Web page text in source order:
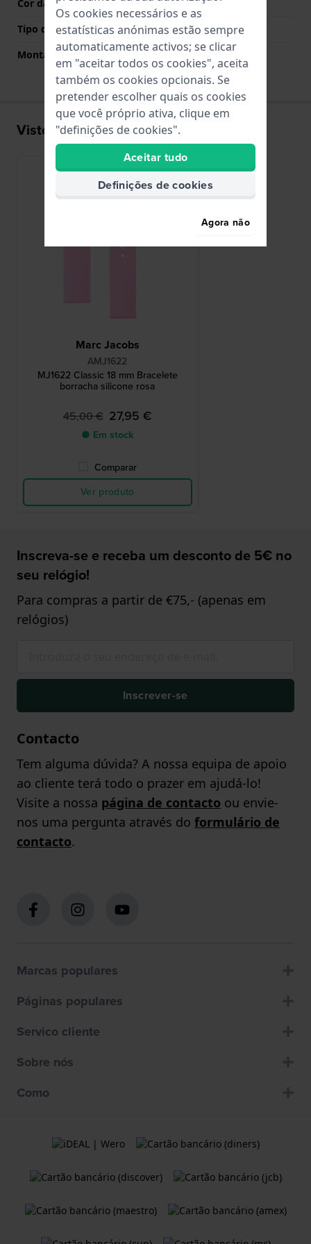
Cor da fivela
N/A
Tipo de montagem
Pinos de pressão
Montagem Reta
Sim
Visto recentemente
Marc Jacobs
AMJ1622
MJ1622 Classic 18 mm Bracelete
borracha silicone rosa
45,00 € 27,95 €
● Em stock
Comparar
Ver produto
Inscreva-se e receba um desconto de 5€ no
seu relógio!
Para compras a partir de €75,- (apenas em
relógios)
Inscrever-se
Contacto
Tem alguma dúvida? A nossa equipa de apoio
ao cliente terá todo o prazer em ajudá-lo!
Visite a nossa página de contacto ou envie-
nos uma pergunta através do formulário de
contacto.
Marcas populares
Páginas populares
Servico cliente
Sobre nós
Como
Os cookies necessários e as
estatísticas anónimas estão sempre
automaticamente activos; se clicar
em "aceitar todos os cookies", aceita
também os cookies opcionais. Se
pretender escolher quais os cookies
que você próprio ativa, clique em
"definições de cookies".
Aceitar tudo
Definições de cookies
Agora não